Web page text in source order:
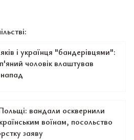
і українця "бандерівцями":
чоловік влаштував
вандали осквернили
воїнам, посольство
заяву